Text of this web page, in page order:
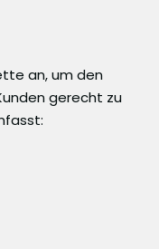
an, um den
gerecht zu